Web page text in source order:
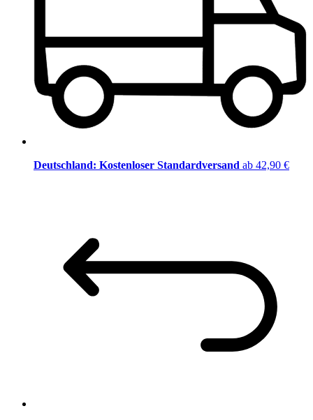
Deutschland: Kostenloser Standardversand ab 42,90 €